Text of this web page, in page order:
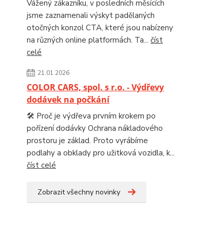
Vážený zákazníku, v posledních měsících
jsme zaznamenali výskyt padělaných
otočných konzol CTA, které jsou nabízeny
na různých online platformách. Ta... číst
celé
21.01.2026
COLOR CARS, spol. s r.o. - Výdřevy
dodávek na počkání
🛠️ Proč je výdřeva prvním krokem po
pořízení dodávky Ochrana nákladového
prostoru je základ. Proto vyrábíme
podlahy a obklady pro užitková vozidla, k...
číst celé
Zobrazit všechny novinky